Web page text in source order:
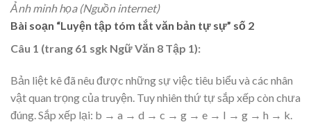
Ảnh minh họa (Nguồn internet)
Bài soạn “Luyện tập tóm tắt văn bản tự sự” số 2
Câu 1 (trang 61 sgk Ngữ Văn 8 Tập 1):
Bản liệt kê đã nêu được những sự việc tiêu biểu và các nhân
vật quan trọng của truyện. Tuy nhiên thứ tự sắp xếp còn chưa
đúng. Sắp xếp lại: b → a → d → c → g → e → I → g → h → k.